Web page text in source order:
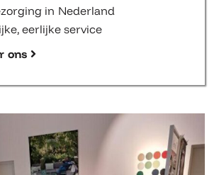
in Nederland
eerlijke service
ons